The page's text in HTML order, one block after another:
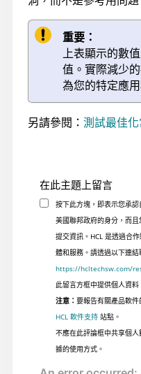
重要：
上表顯示的數
值。實際減少
為您的特定應
另請參閱： 測試最佳
在此主題上留言
按下此方塊，即表示您承
美國聯邦政府的身分，而
提交資訊。HCL 是透過合
體和服務。請透過以下連結
https://hcltechsw.com/
此留言方框中提供個人資料
注意： 要報告有關產品軟
HCL 軟件支持站點。
不應在此評論框中共享個
據的使用方式。